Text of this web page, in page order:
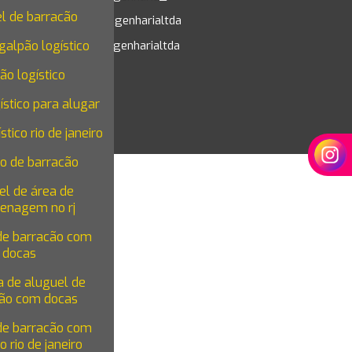
de barracão
logístico
logístico
para alugar
rio de janeiro
de barracão
de área de
no rj
barracão com
docas
de aluguel de
com docas
barracão com
rio de janeiro
@vsengenharialtda
@vsengenharialtda